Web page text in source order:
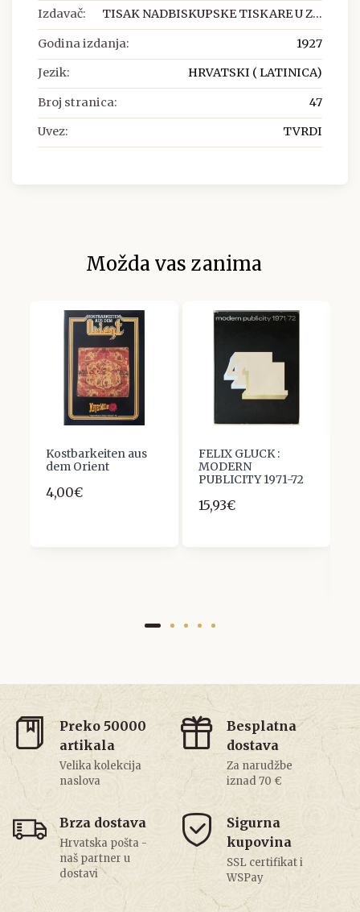
Izdavač: TISAK NADBISKUPSKE TISKARE U Z...
Godina izdanja: 1927
Jezik: HRVATSKI ( LATINICA)
Broj stranica: 47
Uvez: TVRDI
Možda vas zanima
Kostbarkeiten aus
dem Orient
4,00€
FELIX GLUCK :
MODERN
PUBLICITY 1971-72
15,93€
Preko 50000
artikala
Velika kolekcija
naslova
Besplatna
dostava
Za narudžbe
iznad 70 €
Brza dostava
Hrvatska pošta -
naš partner u
dostavi
Sigurna
kupovina
SSL certifikat i
WSPay